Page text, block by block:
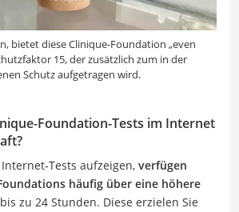
bietet diese Clinique-Foundation „even
15, der zusätzlich zum in der
Schutz aufgetragen wird.
Foundation-Tests im Internet
Tests aufzeigen, verfügen
häufig über eine höhere
zu 24 Stunden. Diese erzielen Sie